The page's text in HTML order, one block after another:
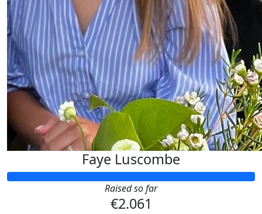
Faye Luscombe
Raised so far
€2.061